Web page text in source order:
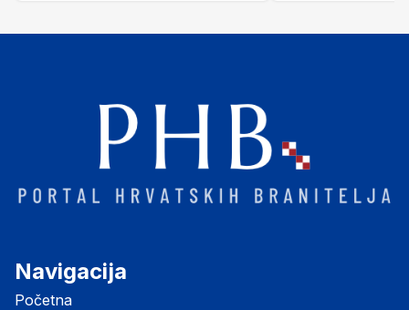
Navigacija
Početna